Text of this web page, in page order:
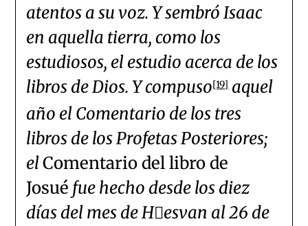
atentos a su voz. Y sembró Isaac
en aquella tierra, como los
estudiosos, el estudio acerca de los
libros de Dios. Y compuso[19]aquel
año el Comentario de los tres
libros de los Profetas Posteriores;
elComentario del libro de
Josué fue hecho desde los diez
días del mes de Hesvan al 26 de